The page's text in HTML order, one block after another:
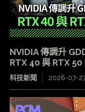
NVIDIA 傳調升
RTX 40 與 RTX
科技新聞 2026-07-